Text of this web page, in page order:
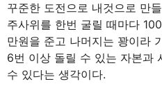
꾸준한 도전으로 내것으로 만
주사위를 한번 굴릴 때마다
만원을 준고 나머지는 꽝이라
6번 이상 돌릴 수 있는 자본과
수 있다는 생각이다.